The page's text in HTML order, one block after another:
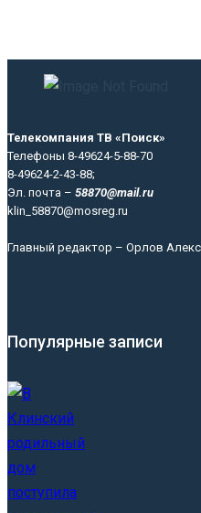
Телекомпания ТВ «Поиск»
Телефоны 8-49624-5-88-70
8-49624-2-43-88;
Эл. почта – 58870@mail.ru
klin_58870@mosreg.ru
Главный редактор – Орлов
Популярные записи